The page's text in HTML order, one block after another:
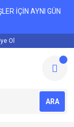
İÇİN AYNI GÜN
Ol
ARA